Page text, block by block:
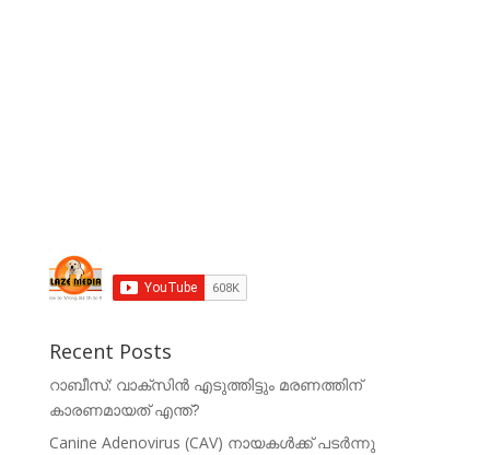
Recent Posts
റാബീസ്: വാക്സിൻ എടുത്തിട്ടും മരണത്തിന്
കാരണമായത് എന്ത്?
Canine Adenovirus (CAV) നായകൾക്ക് പടർന്നു